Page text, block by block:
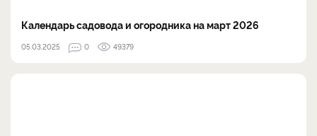
Календарь садовода и огородника на март 2026
05.03.2025 0 49379